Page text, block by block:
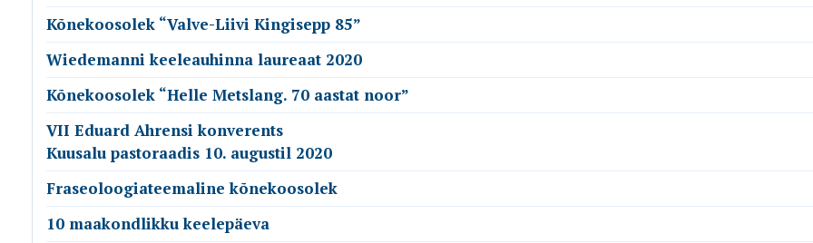
Kõnekoosolek “Valve-Liivi Kingisepp 85”
Wiedemanni keeleauhinna laureaat 2020
Kõnekoosolek “Helle Metslang. 70 aastat noor”
VII Eduard Ahrensi konverents
Kuusalu pastoraadis 10. augustil 2020
Fraseoloogiateemaline kõnekoosolek
10 maakondlikku keelepäeva